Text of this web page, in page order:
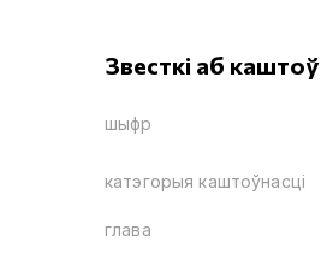
Звесткі аб
шыфр
катэгорыя каштоўнасці
глава